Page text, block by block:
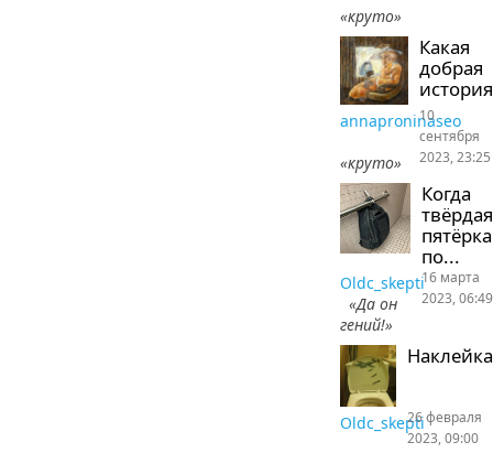
«круто»
Какая
добрая
история
annaproninaseo
«круто»
10
сентября
2023, 23:25
Когда
твёрдая
пятёрка
по...
Oldc_skepti
«Да он
гений!»
16 марта
2023, 06:49
Наклейка
Oldc_skepti26 февраля
2023, 09:00